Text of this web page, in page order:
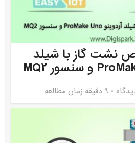
نشت گاز با شیلد
9 دقیقه زمان مطالعه